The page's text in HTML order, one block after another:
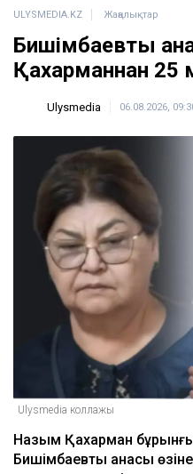
ULYSMEDIA.KZ Жаңалықтар
Бишімбаевтың
Қахарманнан 25
Ulysmedia 06.08.2026,
Ulysmedia коллажы
Назым Қахарман
Бишімбаевтың анасы